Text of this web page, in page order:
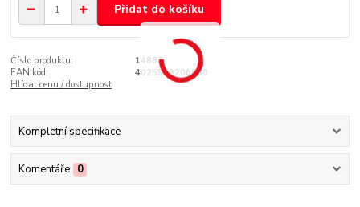
Přidat do košíku
Číslo produktu:
14887
EAN kód:
4025589206830
Hlídat cenu / dostupnost
Kompletní specifikace
Komentáře 0